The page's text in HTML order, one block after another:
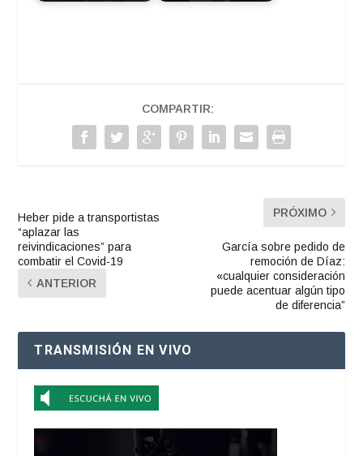
COMPARTIR:
Heber pide a transportistas
“aplazar las
reivindicaciones” para
combatir el Covid-19
ANTERIOR
PRÓXIMO
García sobre pedido de
remoción de Díaz:
«cualquier consideración
puede acentuar algún tipo
de diferencia”
TRANSMISIÓN EN VIVO